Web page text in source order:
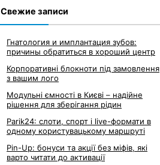
Свежие записи
Гнатология и имплантация зубов:
причины обратиться в хороший центр
Корпоративні блокноти під замовлення
з вашим лого
Модульні ємності в Києві – надійне
рішення для зберігання рідин
Parik24: слоти, спорт і live-формати в
одному користувацькому маршруті
Pin-Up: бонуси та акції без міфів, які
варто читати до активації